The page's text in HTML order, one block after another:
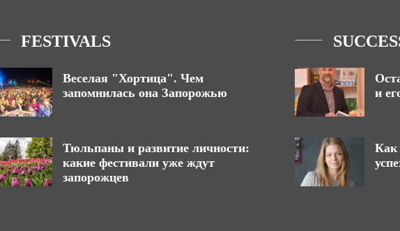
FESTIVALS
Веселая "Хортица". Чем
запомнилась она Запорожью
Тюльпаны и развитие личности:
какие фестивали уже ждут
запорожцев
и
Как